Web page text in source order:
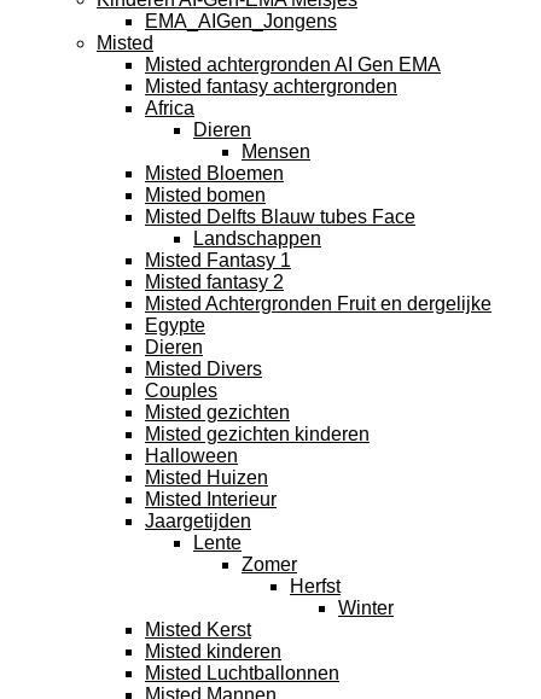
EMA_AIGen_Jongens
Misted
Misted achtergronden AI Gen EMA
Misted fantasy achtergronden
Africa
Dieren
Mensen
Misted Bloemen
Misted bomen
Misted Delfts Blauw tubes Face
Landschappen
Misted Fantasy 1
Misted fantasy 2
Misted Achtergronden Fruit en dergelijke
Egypte
Dieren
Misted Divers
Couples
Misted gezichten
Misted gezichten kinderen
Halloween
Misted Huizen
Misted Interieur
Jaargetijden
Lente
Zomer
Herfst
Winter
Misted Kerst
Misted kinderen
Misted Luchtballonnen
Misted Mannen